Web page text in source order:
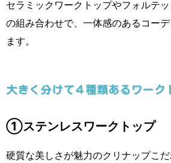
セラミックワークトップやフォルテ
の組み合わせで、一体感のあるコー
ます。
大きく分けて４種類あるワーク
①ステンレスワークトップ
硬質な美しさが魅力のクリナップこだ